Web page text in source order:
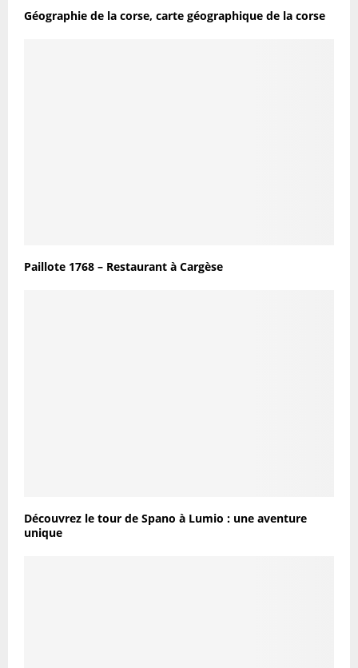
Géographie de la corse, carte géographique de la corse
Paillote 1768 – Restaurant à Cargèse
Découvrez le tour de Spano à Lumio : une aventure
unique